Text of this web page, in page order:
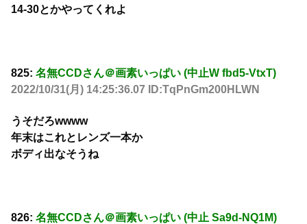
14-30とかやってくれよ
825: 名無CCDさん＠画素いっぱい (中止W fbd5-VtxT)
2022/10/31(月) 14:25:36.07 ID:TqPnGm200HLWN
うそだろwwww
年末はこれとレンズ一本か
ボディ出なそうね
826: 名無CCDさん＠画素いっぱい (中止 Sa9d-NQ1M)